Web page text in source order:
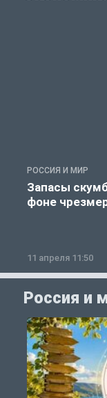
РОССИЯ И МИР
Запасы
фоне
11 апреля 11:50
Россия и